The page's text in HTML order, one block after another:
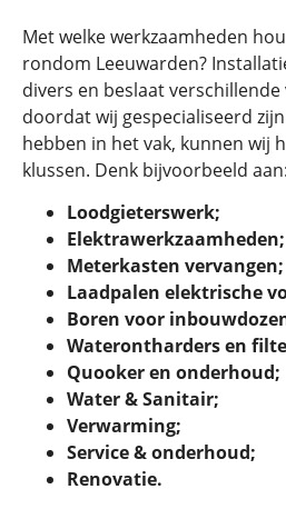
Met welke werkzaamheden
rondom Leeuwarden?
divers en beslaat verschillende
doordat wij gespecialiseerd
hebben in het vak, kunnen wij
klussen. Denk bijvoorbeeld aan:
Loodgieterswerk;
Elektrawerkzaamheden;
Meterkasten vervangen;
Laadpalen elektrische
Boren voor
Waterontharders en
Quooker en onderhoud;
Water & Sanitair;
Verwarming;
Service & onderhoud;
Renovatie.